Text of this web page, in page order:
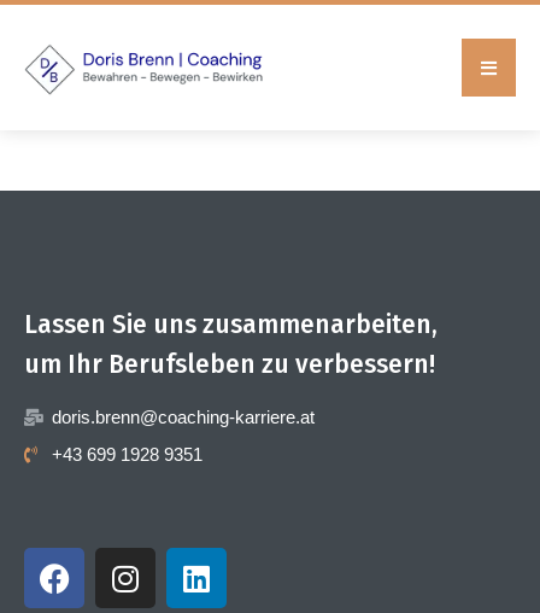
Lassen Sie uns zusammenarbeiten,
um Ihr Berufsleben zu verbessern!
doris.brenn@coaching-karriere.at
+43 699 1928 9351